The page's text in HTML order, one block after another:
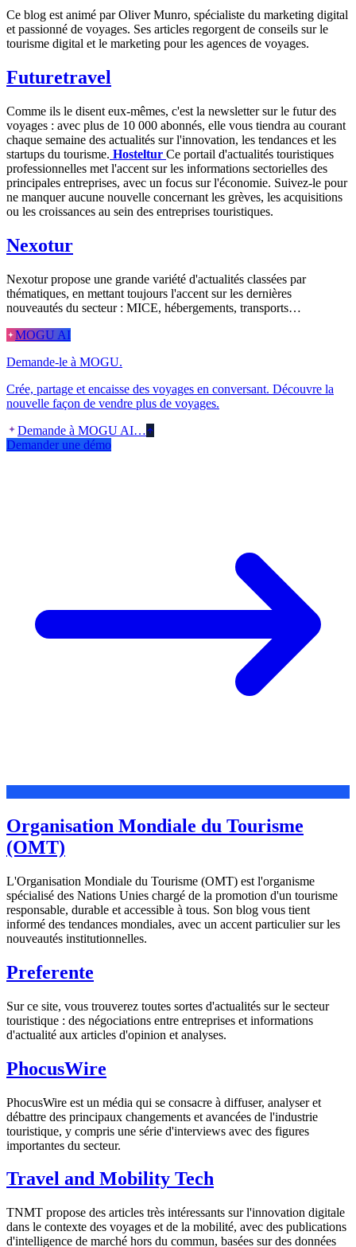
Ce blog est animé par Oliver Munro, spécialiste du marketing digital
et passionné de voyages. Ses articles regorgent de conseils sur le
tourisme digital et le marketing pour les agences de voyages.
Futuretravel
Comme ils le disent eux-mêmes, c'est la newsletter sur le futur des
voyages : avec plus de 10 000 abonnés, elle vous tiendra au courant
chaque semaine des actualités sur l'innovation, les tendances et les
startups du tourisme. Hosteltur Ce portail d'actualités touristiques
professionnelles met l'accent sur les informations sectorielles des
principales entreprises, avec un focus sur l'économie. Suivez-le pour
ne manquer aucune nouvelle concernant les grèves, les acquisitions
ou les croissances au sein des entreprises touristiques.
Nexotur
Nexotur propose une grande variété d'actualités classées par
thématiques, en mettant toujours l'accent sur les dernières
nouveautés du secteur : MICE, hébergements, transports…
MOGU AI
Demande-le à MOGU.
Crée, partage et encaisse des voyages en conversant. Découvre la
nouvelle façon de vendre plus de voyages.
Demande à MOGU AI…
Demander une démo
Organisation Mondiale du Tourisme
(OMT)
L'Organisation Mondiale du Tourisme (OMT) est l'organisme
spécialisé des Nations Unies chargé de la promotion d'un tourisme
responsable, durable et accessible à tous. Son blog vous tient
informé des tendances mondiales, avec un accent particulier sur les
nouveautés institutionnelles.
Preferente
Sur ce site, vous trouverez toutes sortes d'actualités sur le secteur
touristique : des négociations entre entreprises et informations
d'actualité aux articles d'opinion et analyses.
PhocusWire
PhocusWire est un média qui se consacre à diffuser, analyser et
débattre des principaux changements et avancées de l'industrie
touristique, y compris une série d'interviews avec des figures
importantes du secteur.
Travel and Mobility Tech
TNMT propose des articles très intéressants sur l'innovation digitale
dans le contexte des voyages et de la mobilité, avec des publications
d'intelligence de marché hors du commun, basées sur des données